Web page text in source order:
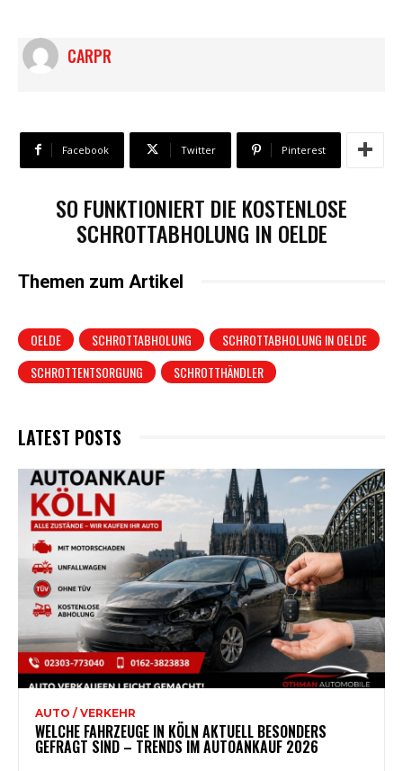
CARPR
Facebook Twitter Pinterest
SO FUNKTIONIERT DIE KOSTENLOSE
SCHROTTABHOLUNG IN OELDE
Themen zum Artikel
OELDE SCHROTTABHOLUNG
SCHROTTABHOLUNG IN OELDE
SCHROTTENTSORGUNG
SCHROTTHÄNDLER
LATEST POSTS
AUTO / VERKEHR
WELCHE FAHRZEUGE IN KÖLN AKTUELL BESONDERS
GEFRAGT SIND – TRENDS IM AUTOANKAUF 2026